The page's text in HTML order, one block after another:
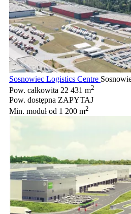
Sosnowiec Logistics Centre
Pow. całkowita 22 431 m2
Pow. dostępna ZAPYTAJ
Min. modułod 1 200 m2